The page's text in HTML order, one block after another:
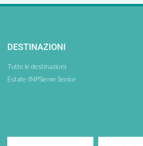
DESTINAZIONI
Tutte le destinazioni
Estate INPSieme Senior